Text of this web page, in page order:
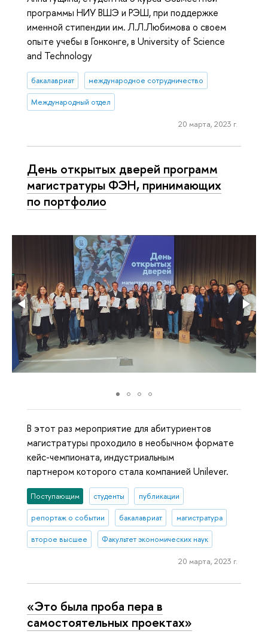
программы НИУ ВШЭ и РЭШ, при поддержке
именной стипендии им. Л.Л.Любимова о своем
опыте учебы в Гонконге, в University of Science
and Technology
бакалавриат международное сотрудничество
Международный отдел
20 марта, 2023 г.
День открытых дверей программ
магистратуры ФЭН, принимающих
по портфолио
В этот раз мероприятие для абитуриентов
магистратуры проходило в необычном формате
кейс-чемпионата, индустриальным
партнером которого стала компанией Unilever.
Поступающим студенты публикации
репортаж о событии бакалавриат магистратура
второе высшее Факультет экономических наук
20 марта, 2023 г.
«Это была проба пера в
самостоятельных проектах»